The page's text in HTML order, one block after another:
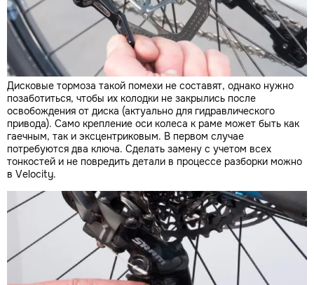
Дисковые тормоза такой помехи не составят, однако нужно
позаботиться, чтобы их колодки не закрылись после
освобождения от диска (актуально для гидравлического
привода). Само крепление оси колеса к раме может быть как
гаечным, так и эксцентриковым. В первом случае
потребуются два ключа. Сделать замену с учетом всех
тонкостей и не повредить детали в процессе разборки можно
в Velocity.